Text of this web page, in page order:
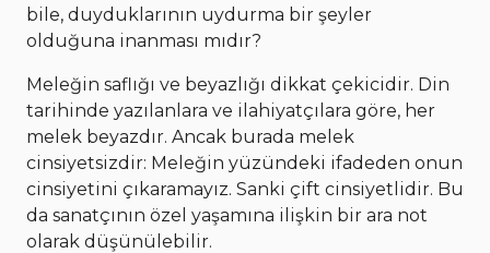
bile, duyduklarının uydurma bir şeyler
olduğuna inanması mıdır?
Meleğin saflığı ve beyazlığı dikkat çekicidir. Din
tarihinde yazılanlara ve ilahiyatçılara göre, her
melek beyazdır. Ancak burada melek
cinsiyetsizdir: Meleğin yüzündeki ifadeden onun
cinsiyetini çıkaramayız. Sanki çift cinsiyetlidir. Bu
da sanatçının özel yaşamına ilişkin bir ara not
olarak düşünülebilir.